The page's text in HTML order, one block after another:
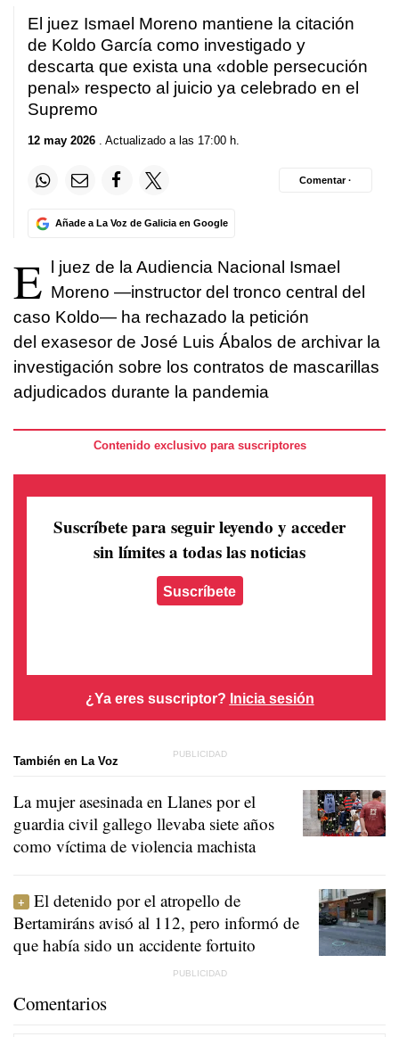
El juez Ismael Moreno mantiene la citación
de Koldo García como investigado y
descarta que exista una «doble persecución
penal» respecto al juicio ya celebrado en el
Supremo
12 may 2026 . Actualizado a las 17:00 h.
Añade a La Voz de Galicia en Google
Comentar ·
E
l juez de la Audiencia Nacional Ismael
Moreno —instructor del tronco central del
caso Koldo— ha rechazado la petición
del exasesor de José Luis Ábalos de archivar la
investigación sobre los contratos de mascarillas
adjudicados durante la pandemia
Contenido exclusivo para suscriptores
Suscríbete para seguir leyendo y acceder
sin límites a todas las noticias
Suscríbete
¿Ya eres suscriptor? Inicia sesión
También en La Voz
La mujer asesinada en Llanes por el
guardia civil gallego llevaba siete años
como víctima de violencia machista
El detenido por el atropello de
Bertamiráns avisó al 112, pero informó de
que había sido un accidente fortuito
Comentarios